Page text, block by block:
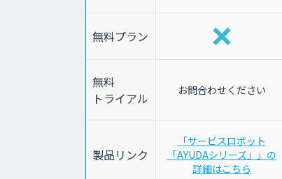
無料プラン
無料
トライアル
お問合わせください
製品リンク
「サービスロボット
「AYUDAシリーズ」」の
詳細はこちら